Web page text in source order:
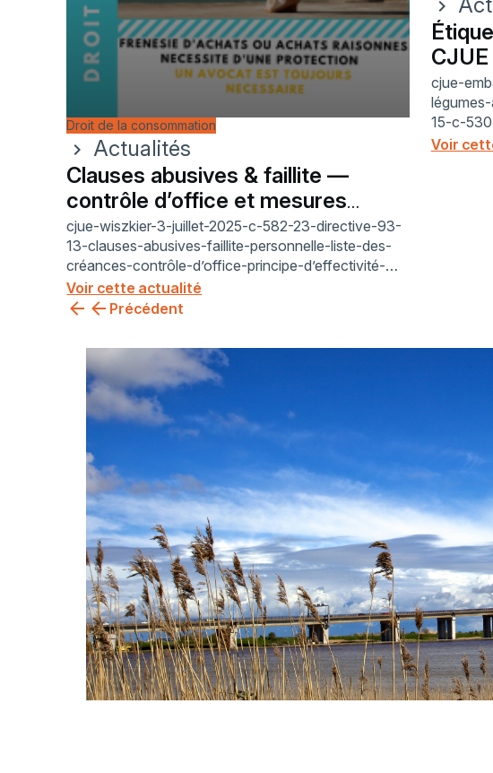
chevron_right
CJUE
cjue-
15-c-
Voir
Droit de la consommation
chevron_right
Actualités
Clauses abusives & faillite —
contrôle d’office et mesures
provisoires
cjue-wiszkier-3-juillet-2025-c-582-23-directive-93-
13-clauses-abusives-faillite-personnelle-liste-des-
créances-contrôle-d’office-principe-d’effectivité-
mesures-provisoires-retenues-salariales-getin-
noble-bank-ibercaja-banco-gr-real-protection-
Voir cette actualité
Précédent